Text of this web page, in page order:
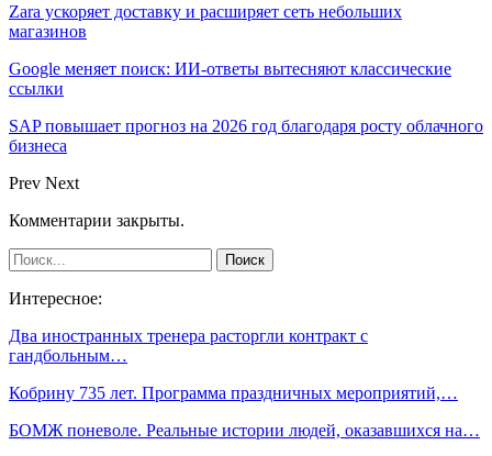
Zara ускоряет доставку и расширяет сеть небольших
магазинов
Google меняет поиск: ИИ-ответы вытесняют классические
ссылки
SAP повышает прогноз на 2026 год благодаря росту облачного
бизнеса
Prev Next
Комментарии закрыты.
Интересное:
Два иностранных тренера расторгли контракт с
гандбольным…
Кобрину 735 лет. Программа праздничных мероприятий,…
БОМЖ поневоле. Реальные истории людей, оказавшихся на…